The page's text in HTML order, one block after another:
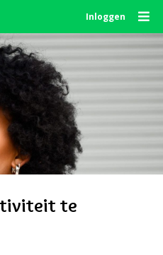
Inloggen
te